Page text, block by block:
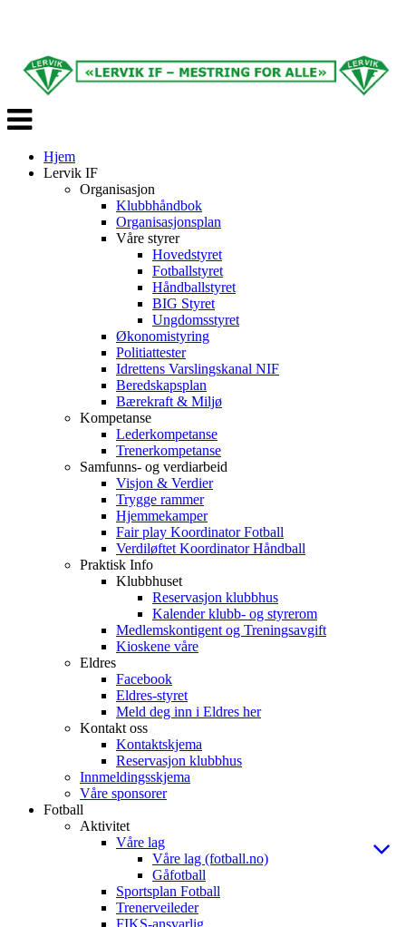
Veksle
navigasjon
Hjem
Lervik IF
Organisasjon
Klubbhåndbok
Organisasjonsplan
Våre styrer
Hovedstyret
Fotballstyret
Håndballstyret
BIG Styret
Ungdomsstyret
Økonomistyring
Politiattester
Idrettens Varslingskanal NIF
Beredskapsplan
Bærekraft & Miljø
Kompetanse
Lederkompetanse
Trenerkompetanse
Samfunns- og verdiarbeid
Visjon & Verdier
Trygge rammer
Hjemmekamper
Fair play Koordinator Fotball
Verdiløftet Koordinator Håndball
Praktisk Info
Klubbhuset
Reservasjon klubbhus
Kalender klubb- og styrerom
Medlemskontigent og Treningsavgift
Kioskene våre
Eldres
Facebook
Eldres-styret
Meld deg inn i Eldres her
Kontakt oss
Kontaktskjema
Reservasjon klubbhus
Innmeldingsskjema
Våre sponsorer
Fotball
Aktivitet
Våre lag
Våre lag (fotball.no)
Gåfotball
Sportsplan Fotball
Trenerveileder
FIKS-ansvarlig